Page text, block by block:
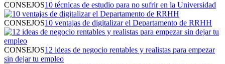
CONSEJOS10 técnicas de estudio para no sufrir en la Universidad
CONSEJOS10 ventajas de digitalizar el Departamento de RRHH
CONSEJOS12 ideas de negocio rentables y realistas para empezar
sin dejar tu empleo